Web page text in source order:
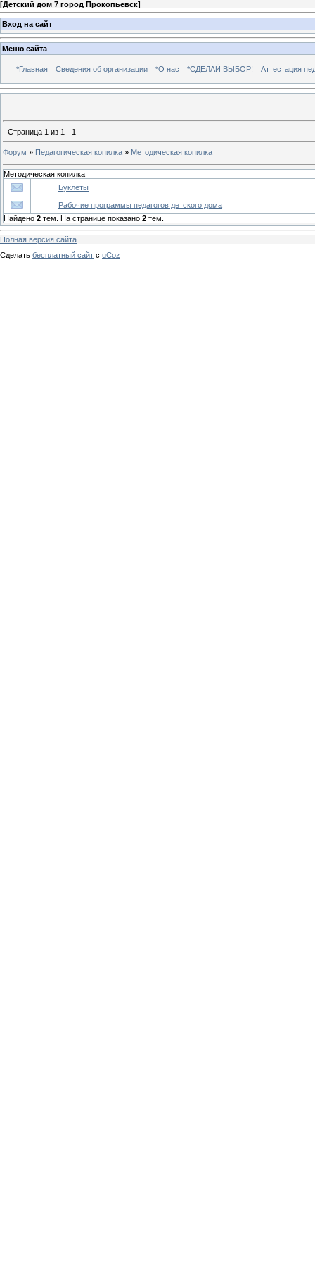
[Детский дом 7 город Прокопьевск]
Вход на сайт
Меню сайта
*Главная Сведения об организации *О нас *СДЕЛАЙ ВЫБОР! Аттестация
Страница 1 из 1 1
Форум » Педагогическая копилка » Методическая копилка
Методическая копилка
Буклеты
Рабочие программы педагогов детского дома
Найдено 2 тем. На странице показано 2 тем.
Полная версия сайта
Сделать бесплатный сайт с uCoz